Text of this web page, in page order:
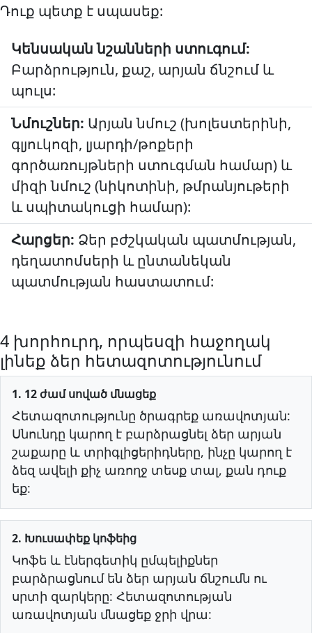
Դուք պետք է սպասեք:
Կենսական նշանների ստուգում:
Բարձրություն, քաշ, արյան ճնշում և
պուլս:
Նմուշներ: Արյան նմուշ (խոլեստերինի,
գլյուկոզի, լյարդի/թոքերի
գործառույթների ստուգման համար) և
միզի նմուշ (նիկոտինի, թմրանյութերի
և սպիտակուցի համար):
Հարցեր: Ձեր բժշկական պատմության,
դեղատոմսերի և ընտանեկան
պատմության հաստատում:
4 խորհուրդ, որպեսզի հաջողակ
լինեք ձեր հետազոտությունում
1. 12 ժամ սոված մնացեք
Հետազոտությունը ծրագրեք առավոտյան:
Սնունդը կարող է բարձրացնել ձեր արյան
շաքարը և տրիգլիցերիդները, ինչը կարող է
ձեզ ավելի քիչ առողջ տեսք տալ, քան դուք
եք:
2. Խուսափեք կոֆեից
Կոֆե և էներգետիկ ըմպելիքներ
բարձրացնում են ձեր արյան ճնշումն ու
սրտի զարկերը: Հետազոտության
առավոտյան մնացեք ջրի վրա: